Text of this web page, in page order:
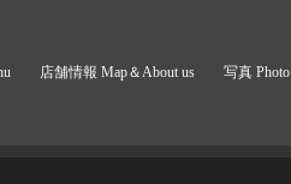
店舗情報 Map＆About us 写真 Photo